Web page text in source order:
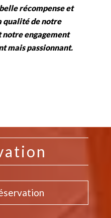
récompense et
qualité de notre
engagement
mais passionnant.